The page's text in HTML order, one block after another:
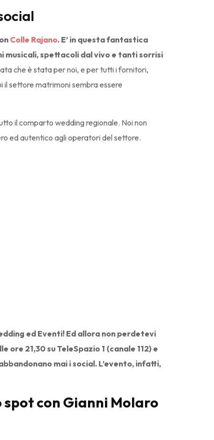
Colle Rajano. E’ in questa fantastica
spettacoli dal vivo e tanti sorrisi
che è stata per noi, e per tutti i fornitori,
il settore matrimoni sembra essere
il comparto wedding regionale. Noi non
ed autentico agli operatori del settore.
ed Eventi! Ed allora non perdetevi
21,30 su TeleSpazio 1 (canale 112) e
mai i social. L’evento, infatti,
spot con Gianni Molaro